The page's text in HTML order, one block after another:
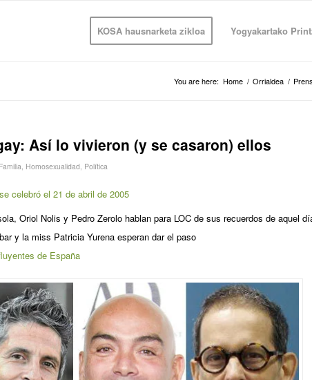
KOSA hausnarketa zikloa Yogyakartako
You are here: Home / Orrialdea /
Así lo vivieron (y se casaron) ellos
Familia, Homosexualidad, Política
celebró el 21 de abril de 2005
Oriol Nolis y Pedro Zerolo hablan para LOC de sus recuerdos de aquel
y la miss Patricia Yurena esperan dar el paso
de España